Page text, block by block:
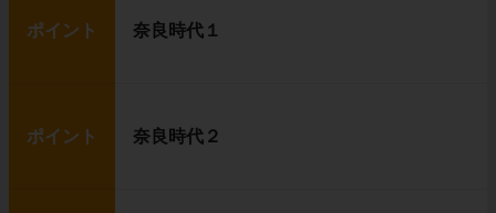
ポイント 奈良時代１
ポイント 奈良時代２